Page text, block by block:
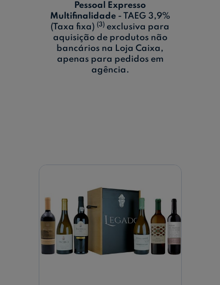
Pessoal Expresso
Multifinalidade- TAEG 3,9%
(Taxa fixa) (3) exclusiva para
aquisição de produtos não
bancários na Loja Caixa,
apenas para pedidos em
agência.